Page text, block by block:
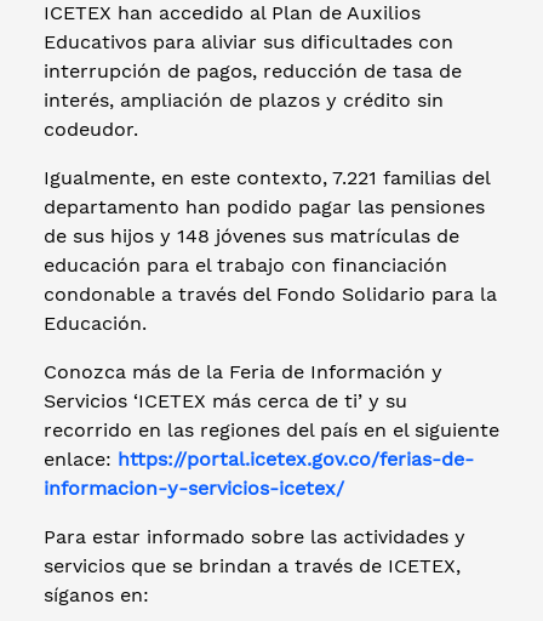
ICETEX han accedido al Plan de Auxilios
Educativos para aliviar sus dificultades con
interrupción de pagos, reducción de tasa de
interés, ampliación de plazos y crédito sin
codeudor.
Igualmente, en este contexto, 7.221 familias del
departamento han podido pagar las pensiones
de sus hijos y 148 jóvenes sus matrículas de
educación para el trabajo con financiación
condonable a través del Fondo Solidario para la
Educación.
Conozca más de la Feria de Información y
Servicios ‘ICETEX más cerca de ti’ y su
recorrido en las regiones del país en el siguiente
enlace: https://portal.icetex.gov.co/ferias-de-
informacion-y-servicios-icetex/
Para estar informado sobre las actividades y
servicios que se brindan a través de ICETEX,
síganos en: